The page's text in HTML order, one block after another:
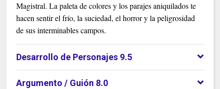
Magistral. La paleta de colores y los parajes aniquilados te
hacen sentir el frío, la suciedad, el horror y la peligrosidad
de sus interminables campos.
Desarrollo de Personajes 9.5
Argumento / Guión 8.0